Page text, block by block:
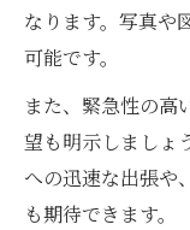
なります。写真や
可能です。
また、緊急性の高
望も明示しましょ
への迅速な出張や
も期待できます。